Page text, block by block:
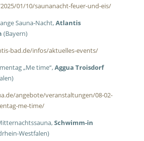
01/10/saunanacht-feuer-und-eis/
Sauna-Nacht,Atlantis
(Bayern)
bad.de/infos/aktuelles-events/
„Me time“,Aggua Troisdorf
angebote/veranstaltungen/08-02-
me-time/
Schwimm-in
Westfalen)